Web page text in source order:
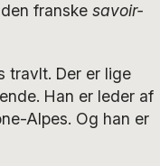
franske savoir-
travlt. Der er lige
Han er leder af
Alpes. Og han er